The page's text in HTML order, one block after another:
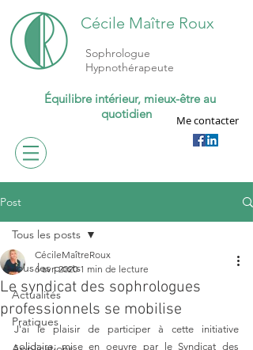
Cécile Maître Roux
Sophrologue
Hypnothérapeute
Me contacter
Équilibre intérieur, mieux-être au
quotidien
Post
Tous les posts
Actualités
Pratiques
Tous les posts
Le syndicat des sophrologues
professionnels se mobilise
CécileMaîtreRoux
6 avr. 2020 1 min de lecture
J'ai le plaisir de participer à cette initiative
solidaire, mise en oeuvre par le Syndicat des